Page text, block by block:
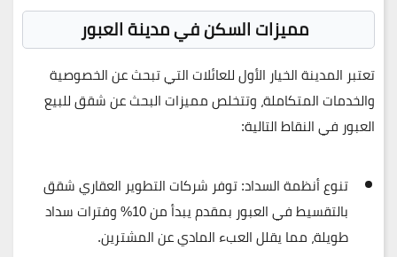
مميزات السكن في مدينة العبور
تعتبر المدينة الخيار الأول للعائلات التي تبحث عن الخصوصية
والخدمات المتكاملة، وتتخلص مميزات البحث عنشقق للبيع
العبور في النقاط التالية:
تنوع أنظمة السداد:توفر شركات التطوير العقاريشقق
بالتقسيط في العبور
بمقدم يبدأ من 10% وفترات سداد
طويلة، مما يقلل العبء المادي عن المشترين.